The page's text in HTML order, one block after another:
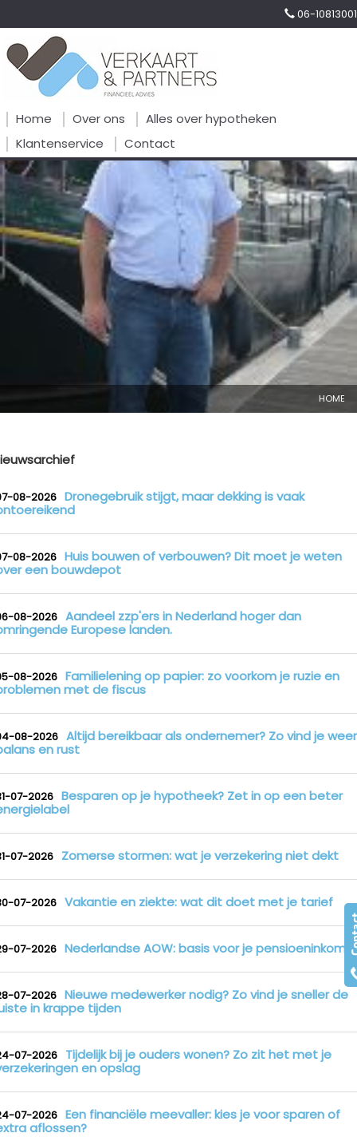
06-10813001
Home Over ons
Alles over hypotheken
Klantenservice
Contact
HOME
08-2026 Dronegebruik stijgt, maar dekking is vaak
08-2026 Huis bouwen of verbouwen? Dit moet je weten
een bouwdepot
08-2026 Aandeel zzp'ers in Nederland hoger dan
Europese landen.
08-2026 Familielening op papier: zo voorkom je ruzie en
met de fiscus
08-2026 Altijd bereikbaar als ondernemer? Zo vind je weer
en rust
07-2026 Besparen op je hypotheek? Zet in op een beter
07-2026 Zomerse stormen: wat je verzekering niet dekt
07-2026 Vakantie en ziekte: wat dit doet met je tarief
07-2026 Nederlandse AOW: basis voor je
07-2026 Nieuwe medewerker nodig? Zo vind je sneller de
in krappe tijden
07-2026 Tijdelijk bij je ouders wonen? Zo zit het met je
en opslag
07-2026 Een financiële meevaller: kies je voor sparen of
aflossen?